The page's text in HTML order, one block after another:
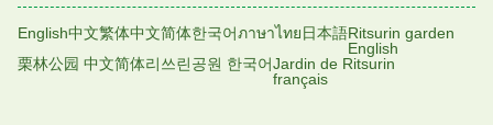
English中文繁体中文简体한국어ภาษาไทย日本語Ritsurin garden
English
栗林公园 中文简体리쓰린공원 한국어Jardin de Ritsurin
français